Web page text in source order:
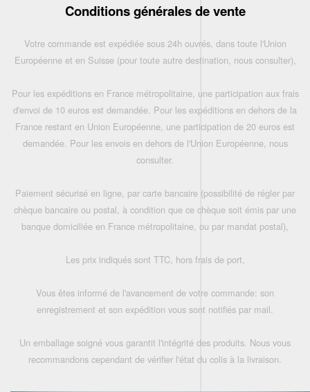
Conditions générales de vente
Votre commande est expédiée sous 24h ouvrés, dans toute l'Union
Européenne et en Suisse (pour toute autre destination, nous consulter),
Pour les expéditions en France métropolitaine, une participation aux frais
d'envoi de 10 euros est demandée. Pour les expéditions en dehors de la
France restant en Union Européenne, une participation de 20 euros est
demandée. Pour les envois en dehors de l'Union Européenne, nous
consulter.
Paiement sécurisé en ligne, par carte bancaire (possibilité de régler par
chèque bancaire ou postal, à condition que ce chèque soit émis par une
banque domiciliée en France métropolitaine, ou par mandat postal),
Les prix indiqués sont TTC, hors frais de port,
Vous êtes informé de l'avancement de votre commande: son
enregistrement et son expédition vous sont notifiés par mail.
Un emballage soigné vous garantit l'intégrité des produits. Nous vous
recommandons cependant de vérifier l'état du colis à la livraison.